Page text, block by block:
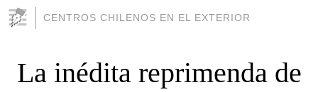
CENTROS CHILENOS EN EL EXTERIOR
La inédita reprimenda de